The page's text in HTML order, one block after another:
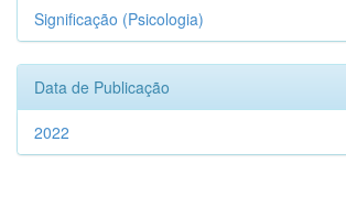
Significação (Psicologia)
Data de Publicação
2022